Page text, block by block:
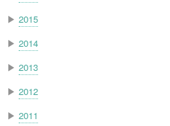
▶ 2015
▶ 2014
▶ 2013
▶ 2012
▶ 2011